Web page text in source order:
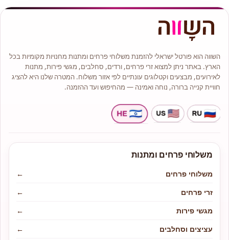
השווה הוא פורטל ישראלי להזמנת משלוחי פרחים ומתנות מחנויות מקומיות בכל
הארץ. באתר ניתן למצוא זרי פרחים, ורדים, סחלבים, מגשי פירות, מתנות
לאירועים, מבצעים וקטלוגים עונתיים לפי אזור משלוח. המטרה שלנו היא להציג
חוויית קנייה ברורה, נוחה ואמינה — מהחיפוש ועד ההזמנה.
משלוחי פרחים ומתנות
משלוחי פרחים
←
זרי פרחים
←
מגשי פירות
←
עציצים וסחלבים
←